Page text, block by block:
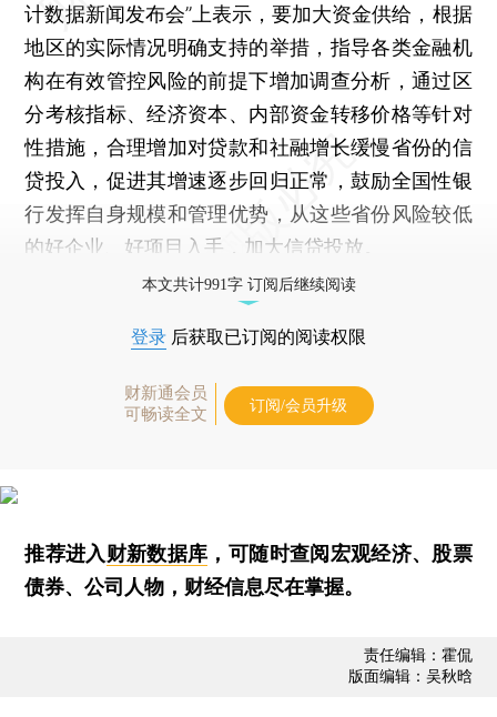
计数据新闻发布会”上表示，要加大资金供给，根据
地区的实际情况明确支持的举措，指导各类金融机
构在有效管控风险的前提下增加调查分析，通过区
分考核指标、经济资本、内部资金转移价格等针对
性措施，合理增加对贷款和社融增长缓慢省份的信
贷投入，促进其增速逐步回归正常，鼓励全国性银
行发挥自身规模和管理优势，从这些省份风险较低
的好企业、好项目入手，加大信贷投放。
本文共计991字 订阅后继续阅读
登录 后获取已订阅的阅读权限
财新通会员
可畅读全文
订阅/会员升级
推荐进入财新数据库 ，可随时查阅宏观经济、股票
债券、公司人物，财经信息尽在掌握。
责任编辑：霍侃
版面编辑：吴秋晗